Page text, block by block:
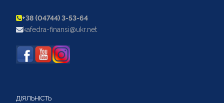
+38 (04744) 3-53-64
kafedra-finansi@ukr.net
ДІЯЛЬНІСТЬ